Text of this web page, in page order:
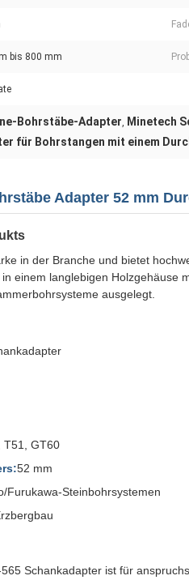
bis 800 mm
Bohrstäbe-Adapter, Minetech
für Bohrstangen mit einem
Adapter 52 mm
in der Branche und bietet
einem langlebigen Holzgehäuse
ausgelegt.
T51, GT60
52 mm
Furukawa-Steinbohrsystemen
Schankadapter ist für